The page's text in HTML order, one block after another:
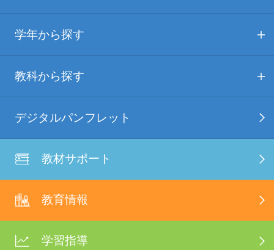
学年から探す
教科から探す
デジタルパンフレット
教材サポート
教育情報
学習指導